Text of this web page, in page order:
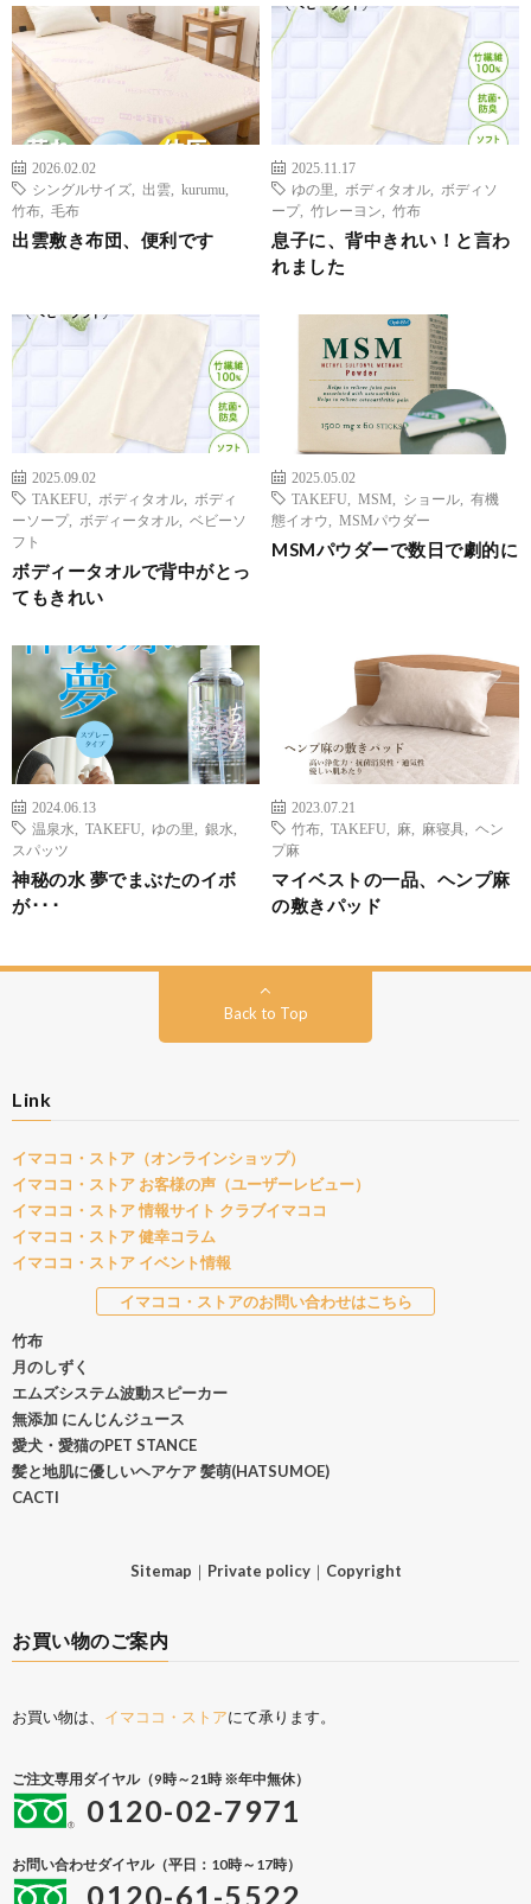
2026.02.02
シングルサイズ
出雲 kurumu
竹布
毛布
出雲敷き布団、便利です
2025.11.17
ゆの里
ボディタオル
ボディソ
ープ, 竹レーヨン 竹布
息子に、背中きれい！と言わ
れました
2025.09.02
TAKEFU
ボディタオル
ボディ
ーソープ, ボディータオル
ベビーソ
フト
ボディータオルで背中がとっ
てもきれい
2025.05.02
TAKEFU
MSM ショール
有機
態イオウ
MSMパウダー
MSMパウダーで数日で劇的に
2024.06.13
温泉水
TAKEFU ゆの里 銀水
スパッツ
神秘の水 夢でまぶたのイボ
が･･･
2023.07.21
竹布
TAKEFU 麻 麻寝具
ヘン
プ麻
マイベストの一品、ヘンプ麻
の敷きパッド
Back to Top
Link
イマココ・ストア（オンラインショップ）
イマココ・ストア お客様の声（ユーザーレビュー）
イマココ・ストア 情報サイト クラブイマココ
イマココ・ストア 健幸コラム
イマココ・ストア イベント情報
イマココ・ストアのお問い合わせはこちら
竹布
月のしずく
エムズシステム波動スピーカー
無添加 にんじんジュース
愛犬・愛猫のPET STANCE
髪と地肌に優しいヘアケア 髪萌(HATSUMOE)
CACTI
Sitemap ｜ Private policy｜ Copyright
お買い物のご案内
お買い物は、 イマココ・ストアにて承ります。
ご注文専用ダイヤル（9時～21時 ※年中無休）
0120-02-7971
お問い合わせダイヤル（平日：10時～17時）
0120-61-5522